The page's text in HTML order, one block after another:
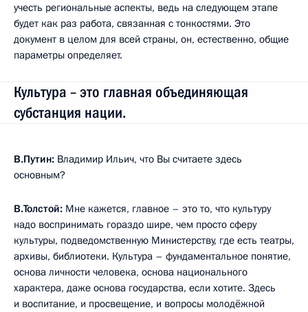
учесть региональные аспекты, ведь на следующем этапе
будет как раз работа, связанная с тонкостями. Это
документ в целом для всей страны, он, естественно, общие
параметры определяет.
Культура – это главная объединяющая
субстанция нации.
В.Путин: Владимир Ильич, что Вы считаете здесь
основным?
В.Толстой: Мне кажется, главное – это то, что культуру
надо воспринимать гораздо шире, чем просто сферу
культуры, подведомственную Министерству, где есть театры,
архивы, библиотеки. Культура – фундаментальное понятие,
основа личности человека, основа национального
характера, даже основа государства, если хотите. Здесь
и воспитание, и просвещение, и вопросы молодёжной